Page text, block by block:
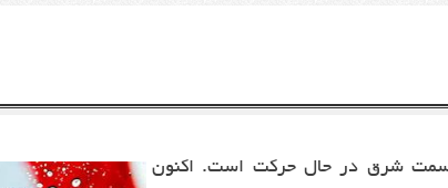
به سمت شرق در حال حرکت است. اکنون